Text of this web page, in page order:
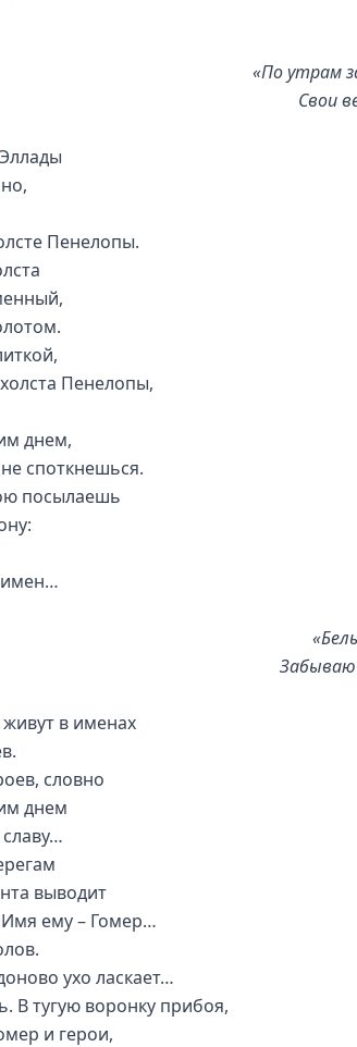
«По утрам
Свои
Пенелопы.
Пенелопы,
днем,
споткнешься.
посылаешь
в именах
словно
днем
выводит
ему – Гомер…
ухо ласкает…
В тугую воронку прибоя,
и герои,